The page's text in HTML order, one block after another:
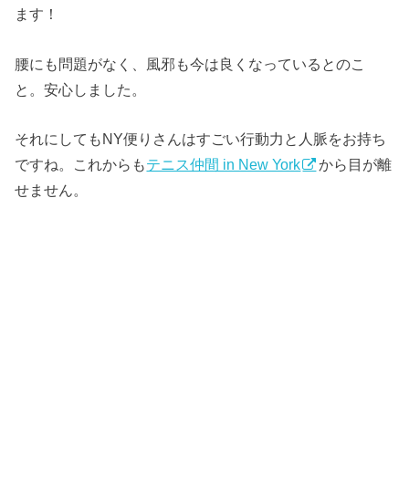
ます！
腰にも問題がなく、風邪も今は良くなっているとのこ
と。安心しました。
それにしてもNY便りさんはすごい行動力と人脈をお持ち
ですね。これからもテニス仲間 in New York
から目が離
せません。